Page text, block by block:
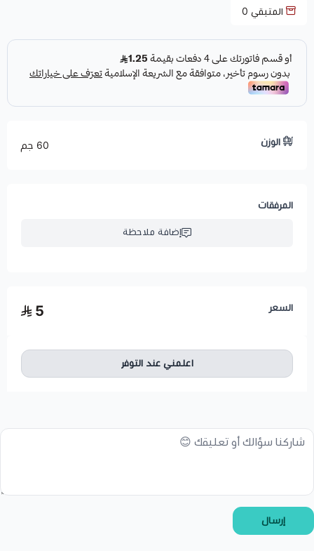
المتبقي 0
الوزن 60 جم
المرفقات
إضافة ملاحظة
السعر 5
اعلمني عند التوفر
إرسال